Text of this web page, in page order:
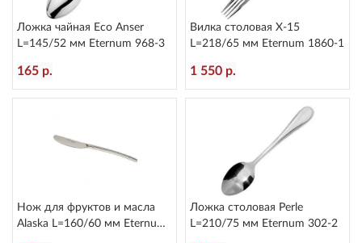
Ложка чайная Eco Anser
L=145/52 мм Eternum 968-3
165 р.
Вилка столовая X-15
L=218/65 мм Eternum 1860-1
1 550 р.
Нож для фруктов и масла
Alaska L=160/60 мм Eternum
Ложка столовая Perle
L=210/75 мм Eternum 302-2